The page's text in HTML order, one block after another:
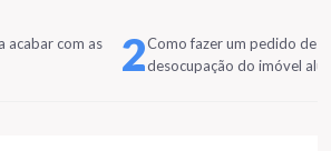
acabar com as
2Como fazer um pedido de
desocupação do imóvel